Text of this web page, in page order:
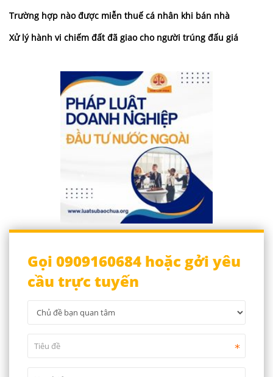
Trường hợp nào được miễn thuế cá nhân khi bán nhà
Xử lý hành vi chiếm đất đã giao cho người trúng đấu giá
Gọi 0909160684 hoặc gởi yêu
cầu trực tuyến